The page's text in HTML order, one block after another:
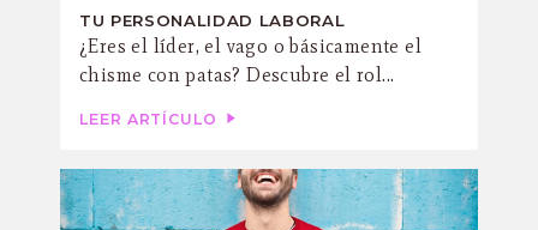
TU PERSONALIDAD LABORAL
¿Eres el líder, el vago o básicamente el
chisme con patas? Descubre el rol...
LEER ARTÍCULO